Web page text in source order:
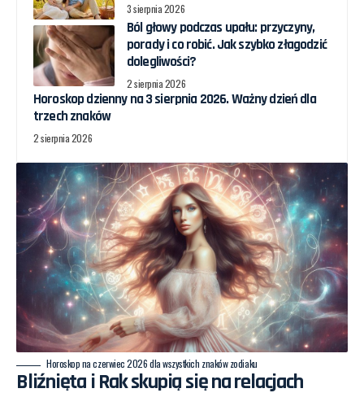
3 sierpnia 2026
Ból głowy podczas upału: przyczyny,
porady i co robić. Jak szybko złagodzić
dolegliwości?
2 sierpnia 2026
Horoskop dzienny na 3 sierpnia 2026. Ważny dzień dla
trzech znaków
2 sierpnia 2026
Horoskop na czerwiec 2026 dla wszystkich znaków zodiaku
Bliźnięta i Rak skupią się na relacjach